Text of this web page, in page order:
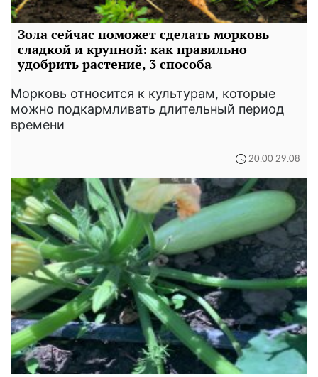
Зола сейчас поможет сделать морковь
сладкой и крупной: как правильно
удобрить растение, 3 способа
Морковь относится к культурам, которые
можно подкармливать длительный период
времени
20:00 29.08